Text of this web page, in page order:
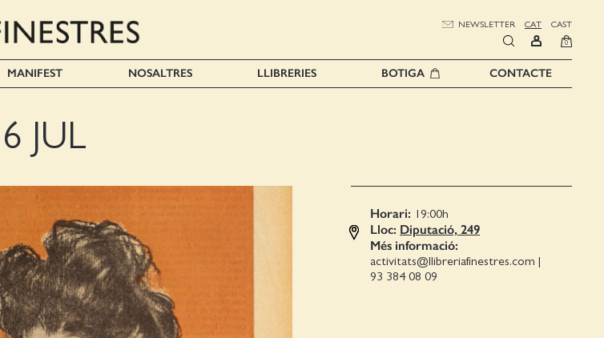
NEWSLETTER CAT CAST
0
MANIFEST NOSALTRES LLIBRERIES BOTIGA CONTACTE
6 JUL
Horari: 19:00h
Lloc: Diputació, 249
Més informació:
activitats@llibreriafinestres.com |
93 384 08 09